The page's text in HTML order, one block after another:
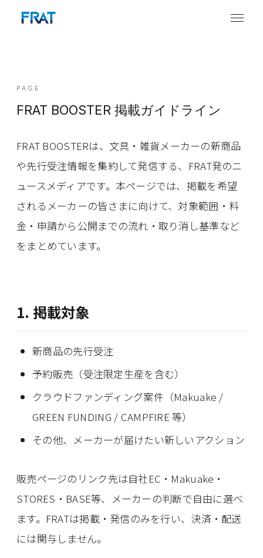
PAGE
FRAT BOOSTER 掲載ガイドライン
FRAT BOOSTERは、文具・雑貨メーカーの新商品
や先行受注情報を集約して発信する、FRAT発のニ
ュースメディアです。本ページでは、掲載を希望
されるメーカーの皆さまに向けて、対象範囲・料
金・申請から公開までの流れ・取り消し基準など
をまとめています。
1. 掲載対象
新商品の先行受注
予約販売（受注限定生産を含む）
クラウドファンディング案件（Makuake /
GREEN FUNDING / CAMPFIRE 等）
その他、メーカーが届けたい新しいアクション
販売ページのリンク先は自社EC・Makuake・
STORES・BASE等、メーカーの判断で自由に選べ
ます。FRATは掲載・発信のみを行い、決済・配送
には関与しません。